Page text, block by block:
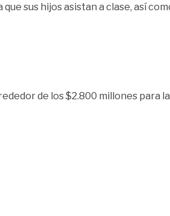
sus hijos asistan a clase, así
de los $2.800 millones para